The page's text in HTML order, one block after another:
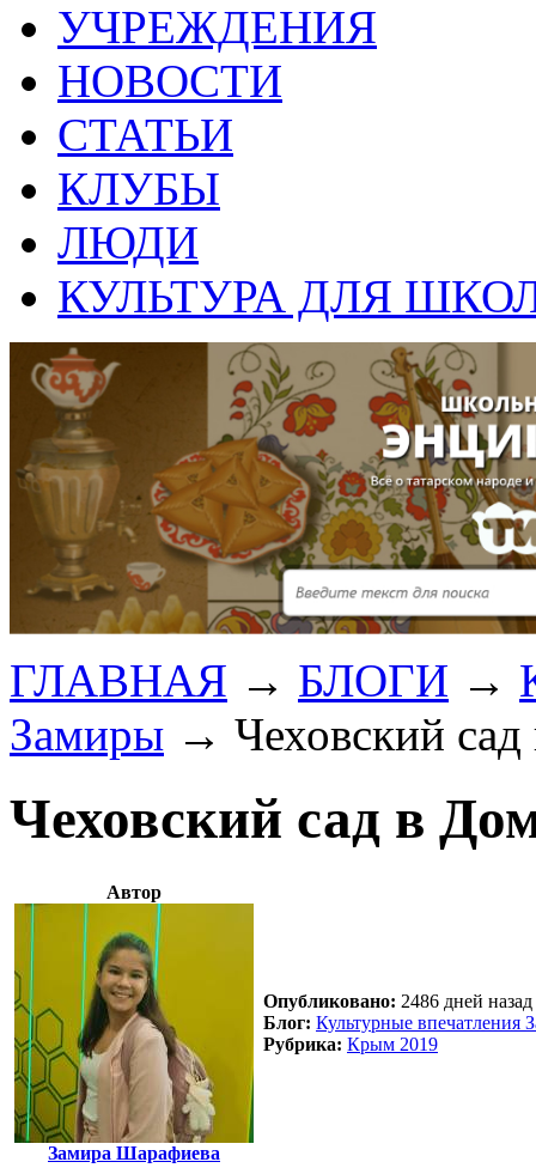
УЧРЕЖДЕНИЯ
НОВОСТИ
СТАТЬИ
КЛУБЫ
ЛЮДИ
КУЛЬТУРА ДЛЯ
ГЛАВНАЯ → БЛОГИ →
Замиры → Чеховский
Чеховский сад в
Автор
Замира Шарафиева
Опубликовано: 2486 дней
Блог: Культурные впечатления
Рубрика: Крым 2019